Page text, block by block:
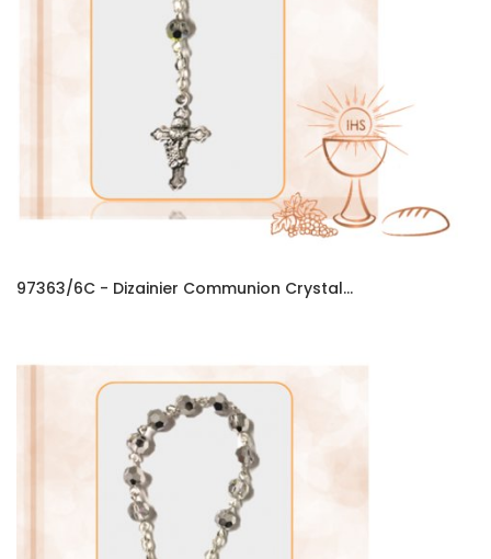
97363/6C - Dizainier Communion Crystal...